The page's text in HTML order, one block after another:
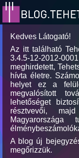
Kedves Látogató!
Az itt található
3.4.5-12-2012-
meghirdetett,
hívta életre.
helyet ez a
megvalósított
lehetőséget
résztvevői,
A blog új
megőrizzük.